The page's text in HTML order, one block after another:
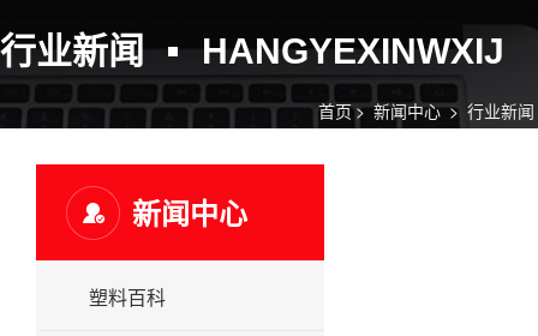
行业新闻 HANGYEXINWXIJ
首页 >新闻中心> 行业新闻
新闻中心
塑料百科